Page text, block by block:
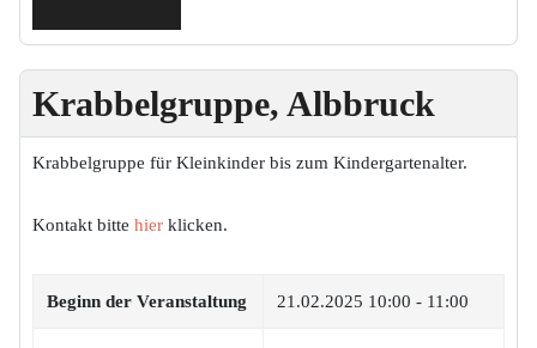
Krabbelgruppe, Albbruck
Krabbelgruppe für Kleinkinder bis zum Kindergartenalter.
Kontakt bitte hier klicken.
Beginn der Veranstaltung 21.02.2025 10:00 - 11:00